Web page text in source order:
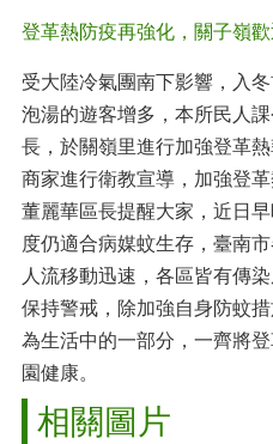
登革熱防疫再強化，關子嶺
受大陸冷氣團南下影響，入
泡湯的遊客增多，本所民人
長，於關嶺里進行加強登革
商家進行衛教宣導，加強登革
董麗華區長提醒大家，近日
度仍適合病媒蚊生存，臺南
人流移動迅速，各區皆有傳
保持警戒，除加強自身防蚊
為生活中的一部分，一齊將
園健康。
相關圖片